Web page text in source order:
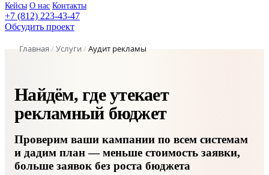
Кейсы О нас Контакты
+7 (812) 223-43-47
Обсудить проект
Главная/Услуги/Аудит рекламы
Найдём, где утекает
рекламный бюджет
Проверим ваши кампании по всем системам
и дадим план — меньше стоимость заявки,
больше заявок без роста бюджета
НАХОДКИ · ПОТЕРИ ·
ПОТЕНЦИАЛ
ПО СИСТЕМАМ
−34%
НАЙДЕНО
ПОТЕРЬ
БЮДЖЕТА
↓
СТОИМОСТЬ
+41%
ПОТЕНЦИАЛ
ЗАЯВОК